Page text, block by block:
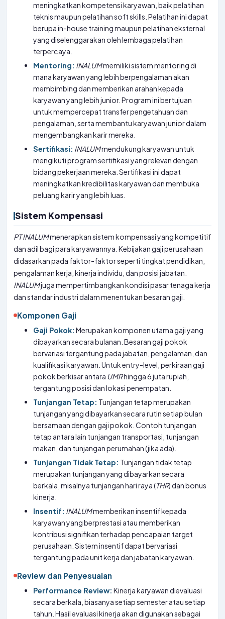
meningkatkan kompetensi karyawan, baik pelatihan
teknis maupun pelatihan soft skills. Pelatihan ini dapat
berupa in-house training maupun pelatihan eksternal
yang diselenggarakan oleh lembaga pelatihan
terpercaya.
Mentoring: INALUMmemiliki sistem mentoring di
mana karyawan yang lebih berpengalaman akan
membimbing dan memberikan arahan kepada
karyawan yang lebih junior. Program ini bertujuan
untuk mempercepat transfer pengetahuan dan
pengalaman, serta membantu karyawan junior dalam
mengembangkan karir mereka.
Sertifikasi: INALUMmendukung karyawan untuk
mengikuti program sertifikasi yang relevan dengan
bidang pekerjaan mereka. Sertifikasi ini dapat
meningkatkan kredibilitas karyawan dan membuka
peluang karir yang lebih luas.
Sistem Kompensasi
PTINALUMmenerapkan sistem kompensasi yang kompetitif
dan adil bagi para karyawannya. Kebijakan gaji perusahaan
didasarkan pada faktor-faktor seperti tingkat pendidikan,
pengalaman kerja, kinerja individu, dan posisi jabatan.
INALUMjuga mempertimbangkan kondisi pasar tenaga kerja
dan standar industri dalam menentukan besaran gaji.
Komponen Gaji
Gaji Pokok: Merupakan komponen utama gaji yang
dibayarkan secara bulanan. Besaran gaji pokok
bervariasi tergantung pada jabatan, pengalaman, dan
kualifikasi karyawan. Untuk entry-level, perkiraan gaji
pokok berkisar antara UMRhingga 6 juta rupiah,
tergantung posisi dan lokasi penempatan.
Tunjangan Tetap: Tunjangan tetap merupakan
tunjangan yang dibayarkan secara rutin setiap bulan
bersamaan dengan gaji pokok. Contoh tunjangan
tetap antara lain tunjangan transportasi, tunjangan
makan, dan tunjangan perumahan (jika ada).
Tunjangan Tidak Tetap: Tunjangan tidak tetap
merupakan tunjangan yang dibayarkan secara
berkala, misalnya tunjangan hari raya (THR) dan bonus
kinerja.
Insentif: INALUMmemberikan insentif kepada
karyawan yang berprestasi atau memberikan
kontribusi signifikan terhadap pencapaian target
perusahaan. Sistem insentif dapat bervariasi
tergantung pada unit kerja dan jabatan karyawan.
Review dan Penyesuaian
Performance Review: Kinerja karyawan dievaluasi
secara berkala, biasanya setiap semester atau setiap
tahun. Hasil evaluasi kinerja akan digunakan sebagai